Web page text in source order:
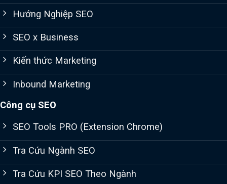
Hướng Nghiệp SEO
SEO x Business
Kiến thức Marketing
Inbound Marketing
Công cụ SEO
SEO Tools PRO (Extension Chrome)
Tra Cứu Ngành SEO
Tra Cứu KPI SEO Theo Ngành